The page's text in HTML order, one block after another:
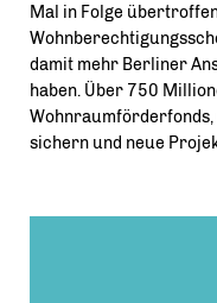
Mal in Folge
damit mehr Berliner
haben. Über 750
Wohnraumförderfonds,
sichern und neue